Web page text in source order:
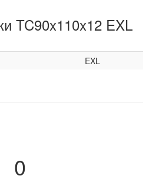
TC90x110x12 EXL
EXL
0